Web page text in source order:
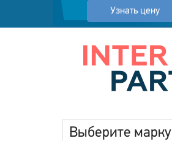
Узнать цену
Выберите марку